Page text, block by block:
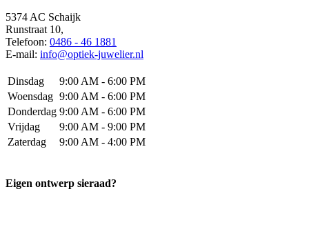
5374 AC Schaijk
Runstraat 10,
Telefoon: 0486 - 46 1881
E-mail: info@optiek-juwelier.nl
Dinsdag
9:00 AM - 6:00 PM
Woensdag 9:00 AM - 6:00 PM
Donderdag 9:00 AM - 6:00 PM
Vrijdag
9:00 AM - 9:00 PM
Zaterdag
9:00 AM - 4:00 PM
Eigen ontwerp sieraad?